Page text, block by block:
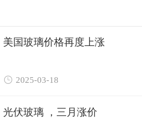
美国玻璃价格再度上涨
 2025-03-18
光伏玻璃 ，三月涨价